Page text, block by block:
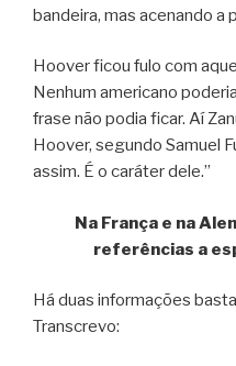
bandeira, mas acenando a
Hoover ficou fulo com
Nenhum americano
frase não podia ficar. Aí
Hoover, segundo Samuel
assim. É o caráter dele.”
Na França e na
referências a
Há duas informações
Transcrevo: